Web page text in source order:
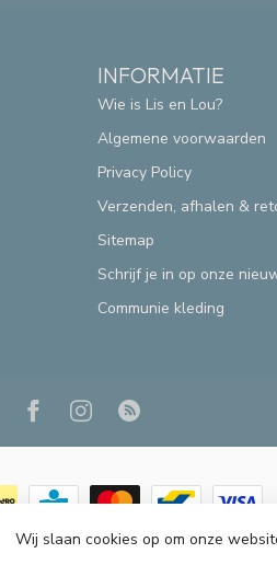
INFORMATIE
Wie is Lis en Lou?
Algemene voorwaarden
Privacy Policy
Verzenden, afhalen &
Sitemap
Schrijf je in op onze
Communie kleding
© Copyright 2026 Lis & Lou
Wij slaan cookies op om onze